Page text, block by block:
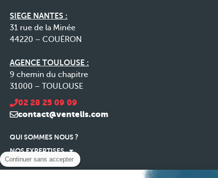
SIEGE NANTES :
31 rue de la Minée
44220 – COUËRON
AGENCE TOULOUSE :
9 chemin du chapitre
31000 – TOULOUSE
02 28 25 09 09
contact@ventelis.com
QUI SOMMES NOUS ?
NOS EXPERTISES
NOS RÉALISATIONS
Continuer sans accepter